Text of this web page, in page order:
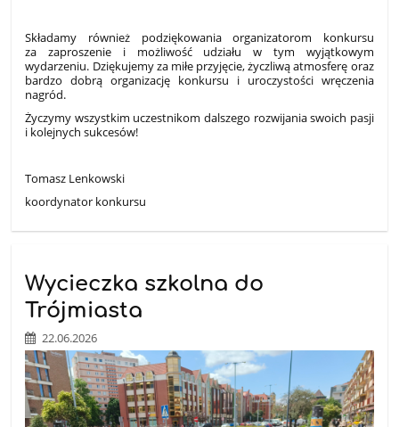
Składamy również podziękowania organizatorom konkursu
za zaproszenie i możliwość udziału w tym wyjątkowym
wydarzeniu. Dziękujemy za miłe przyjęcie, życzliwą atmosferę oraz
bardzo dobrą organizację konkursu i uroczystości wręczenia
nagród.
Życzymy wszystkim uczestnikom dalszego rozwijania swoich pasji
i kolejnych sukcesów!
Tomasz Lenkowski
koordynator konkursu
Wycieczka szkolna do
Trójmiasta
22.06.2026